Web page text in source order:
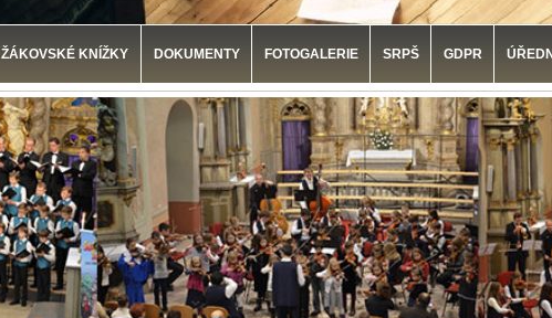
ŽÁKOVSKÉ KNÍŽKY DOKUMENTY FOTOGALERIE SRPŠ GDPR